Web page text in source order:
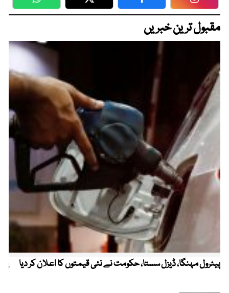
WhatsApp Twitter Facebook
مقبول ترین خبریں
پیٹرول مہنگا، ڈیزل سستا، حکومت نے نئی قیمتوں کا اعلان کر دیا